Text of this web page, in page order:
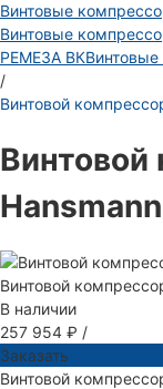
Винтовые
Винтовые
РЕМЕЗА ВК
/
Винтовой
Винтовой
Винтовой
В наличии
257 954 ₽ /
Заказать
Винтовой